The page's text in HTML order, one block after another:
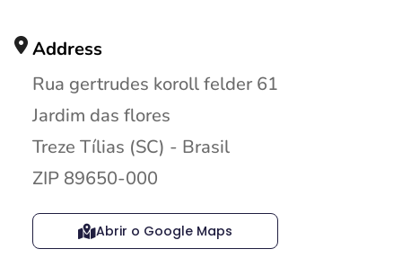
Address
Rua gertrudes koroll felder 61
Jardim das flores
Treze Tílias (SC) - Brasil
ZIP 89650-000
Abrir o Google Maps